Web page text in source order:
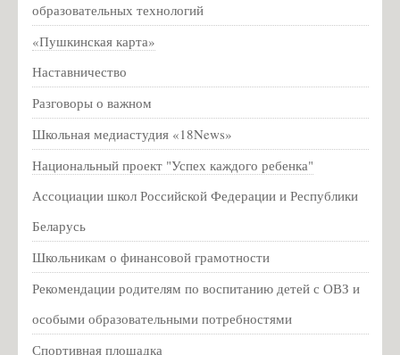
Для родителей
Социально-психологическое тестирование
Консультационная служба для родителей
Национальная академия предпринимательства
Профилактика гриппа
Информация о мерах личной и общественной
профилактики вирусных заболеваний
«История в школе: традиции и новации»
Информация для родителей о приеме в первый класс
Расписание ЕГЭ 2020 год
Новости
образовательных технологий
«Пушкинская карта»
Наставничество
Разговоры о важном
Школьная медиастудия «18News»
Национальный проект "Успех каждого ребенка"
Ассоциации школ Российской Федерации и Республики
Беларусь
Школьникам о финансовой грамотности
Рекомендации родителям по воспитанию детей с ОВЗ и
особыми образовательными потребностями
Спортивная площадка